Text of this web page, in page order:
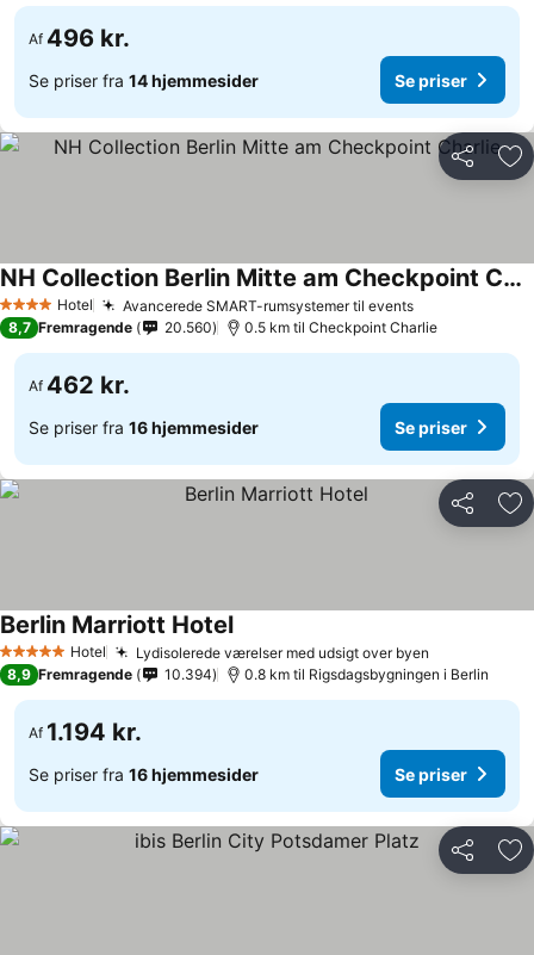
Af 496 kr.
Se priser fra 14 hjemmesider Se priser
Del
4 StjernerHotel Avancerede SMART-rumsystemer til events
NH Collection Berlin Mitte am Checkpoint Charlie
8,7 Fremragende 20.560 0.5 km til Checkpoint Charlie
Af 462 kr.
Se priser fra 16 hjemmesider Se priser
Del
5 Stjerner Hotel Lydisolerede værelser med udsigt over byen
Berlin Marriott Hotel
8,9 Fremragende 10.394 0.8 km til Rigsdagsbygningen i Berlin
Af 1.194 kr.
Se priser fra 16 hjemmesider Se priser
Del